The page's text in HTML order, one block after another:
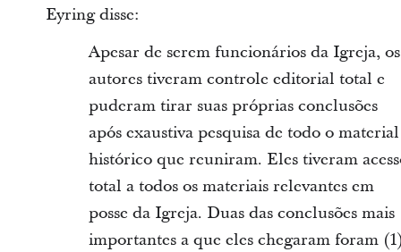
Eyring disse:
Apesar de serem funcionários da Igreja, os
autores tiveram controle editorial total e
puderam tirar suas próprias conclusões
após exaustiva pesquisa de todo o material
histórico que reuniram. Eles tiveram
total a todos os materiais relevantes em
posse da Igreja. Duas das conclusões mais
importantes a que eles chegaram foram